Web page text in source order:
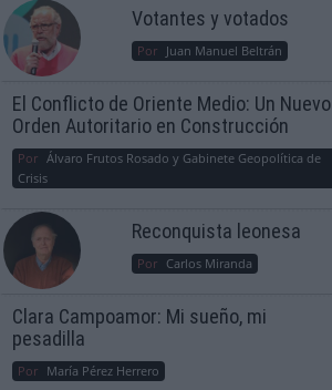
Votantes y votados
Por Juan Manuel Beltrán
El Conflicto de Oriente Medio: Un Nuevo
Orden Autoritario en Construcción
Por Álvaro Frutos Rosado y Gabinete Geopolítica de
Crisis
Reconquista leonesa
Por Carlos Miranda
Clara Campoamor: Mi sueño, mi
pesadilla
Por María Pérez Herrero